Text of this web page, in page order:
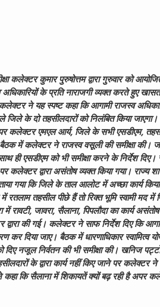
कलेक्टर कुमार पुरुषोत्तम द्वारा गुरुवार को
अधिकारियों के प्रति नाराजगी व्यक्त करते हुए
ने यह स्पष्ट कहा कि आगामी राजस्व
जिले के दो तहसीलदारों को निलंबित किया
कलेक्टर एमएल आर्य, जिले के सभी एसडीएम,
में कलेक्टर ने राजस्व वसूली की समीक्षा की।
ही एसडीएम को भी समीक्षा करने के निर्देश
कलेक्टर द्वारा असंतोष व्यक्त किया गया।
गया कि जिले के ताल आलोट में अच्छा कार्य
रतलाम तहसील पीछे हैं तो रिक्त भूमि स्वामी मद में
रावटी, जावरा, सैलाना, पिपलौदा का कार्य
द्वारा की गई। कलेक्टर ने साफ निर्देश दिए कि
कर दिया जाए। बैठक में धारणाधिकार स्वामित्व
दिए नजूल निर्वतन की भी समीक्षा की। खनिज
के द्वारा कार्य नहीं किए जाने पर कलेक्टर
कि सैलाना में शिकायतें क्यों बढ़ रही है अपर